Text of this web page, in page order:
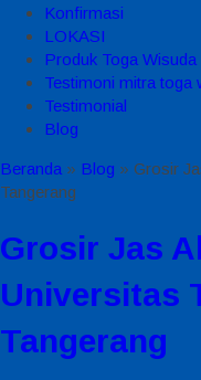
Konfirmasi
LOKASI
Produk Toga Wisuda
Testimoni mitra toga
Testimonial
Blog
Beranda » Blog » Grosir
Tangerang
Grosir Jas
Universitas
Tangerang